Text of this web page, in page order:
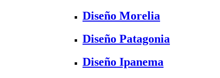
Diseño Morelia
Diseño Patagonia
Diseño Ipanema